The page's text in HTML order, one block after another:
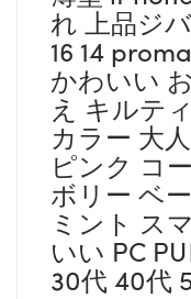
れ 上品ジ
16 14
かわいい
え キルテ
カラー 大
ピンク コ
ボリー ベ
ミント ス
いい PC
30代 40代